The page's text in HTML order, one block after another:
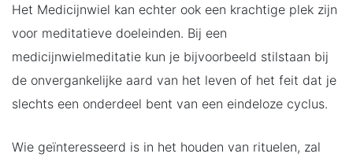
Het Medicijnwiel kan echter ook een krachtige plek zijn
voor meditatieve doeleinden. Bij een
medicijnwielmeditatie kun je bijvoorbeeld stilstaan bij
de onvergankelijke aard van het leven of het feit dat je
slechts een onderdeel bent van een eindeloze cyclus.
Wie geïnteresseerd is in het houden van rituelen, zal